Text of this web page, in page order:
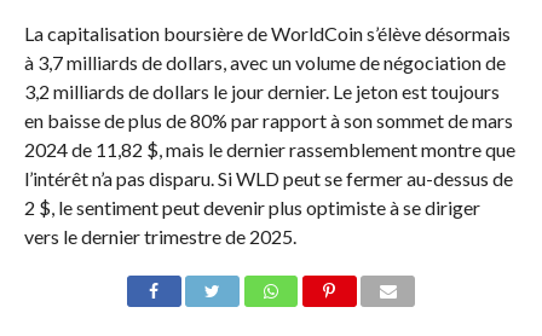
La capitalisation boursière de WorldCoin s’élève désormais
à 3,7 milliards de dollars, avec un volume de négociation de
3,2 milliards de dollars le jour dernier. Le jeton est toujours
en baisse de plus de 80% par rapport à son sommet de mars
2024 de 11,82 $, mais le dernier rassemblement montre que
l’intérêt n’a pas disparu. Si WLD peut se fermer au-dessus de
2 $, le sentiment peut devenir plus optimiste à se diriger
vers le dernier trimestre de 2025.